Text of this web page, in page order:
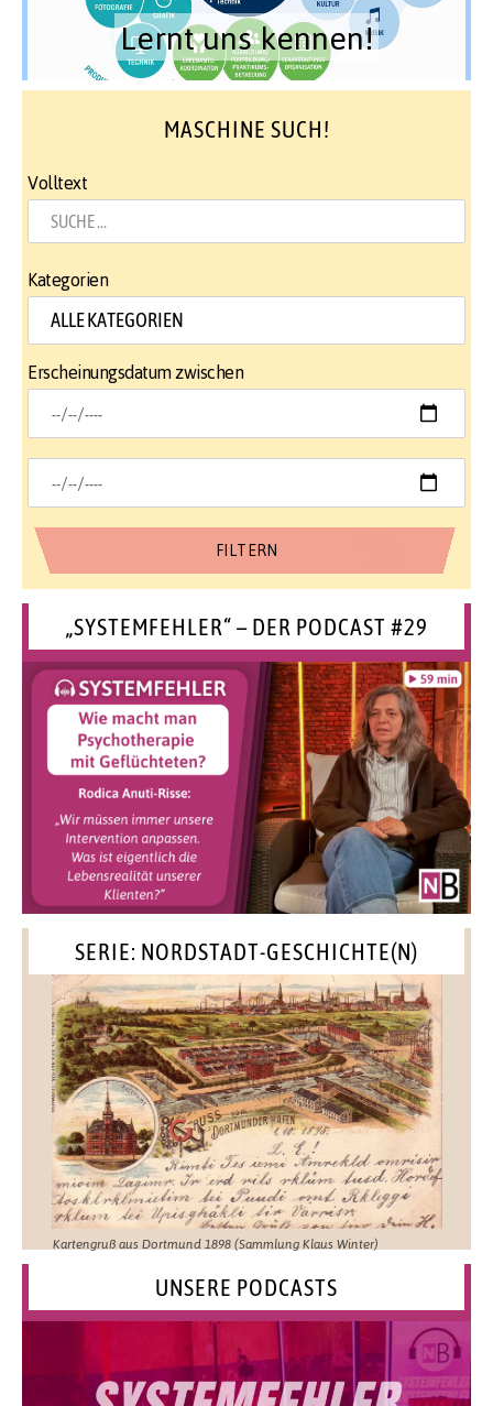
Lernt uns kennen!
MASCHINE SUCH!
Volltext
Kategorien
Erscheinungsdatum zwischen
„SYSTEMFEHLER“ – DER PODCAST #29
SERIE: NORDSTADT-GESCHICHTE(N)
Kartengruß aus Dortmund 1898 (Sammlung Klaus Winter)
UNSERE PODCASTS